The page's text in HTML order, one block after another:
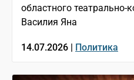
областного театрально-
Василия Яна
14.07.2026 | Политика